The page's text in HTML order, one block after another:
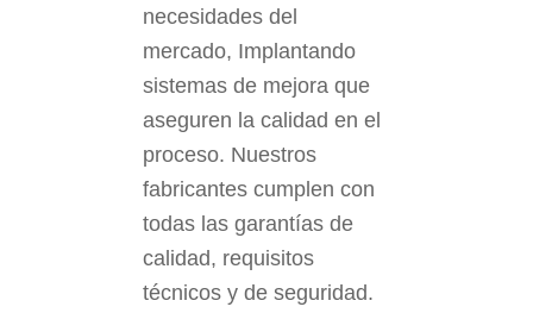
necesidades del
mercado, Implantando
sistemas de mejora que
aseguren la calidad en el
proceso. Nuestros
fabricantes cumplen con
todas las garantías de
calidad, requisitos
técnicos y de seguridad.